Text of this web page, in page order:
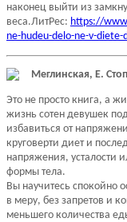
наконец выйти из
веса.ЛитРес: https://
ne-hudeu-delo-ne-v-
Меглинская, Е.
Это не просто книга, а
жизнь сотен девушек
избавиться от
круговерти диет и
напряжения, усталости
формы тела.
Вы научитесь спокойно
в меру, без запретов и
меньшего количества